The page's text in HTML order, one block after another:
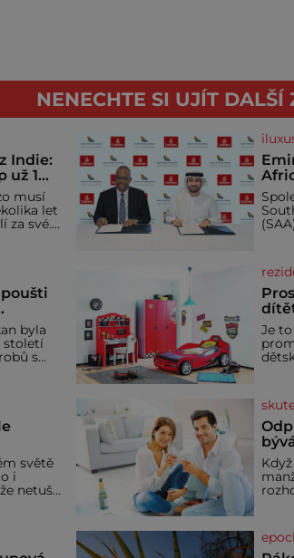
NENECHTE SI UJÍT
Indie:
už 1
musí
let
za své.
který
byla
století
s
a
zaujal
se
lidí
a
Je
by
světě
i
netuší,